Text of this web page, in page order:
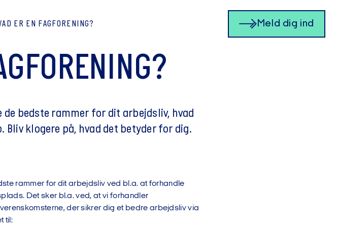
Meld dig ind
ER EN FAGFORENING?
bedste rammer for dit arbejdsliv, hvad
klogere på, hvad det betyder for dig.
rammer for dit arbejdsliv ved bl.a. at forhandle
Det sker bl.a. ved, at vi forhandler
der sikrer dig et bedre arbejdsliv via
til: